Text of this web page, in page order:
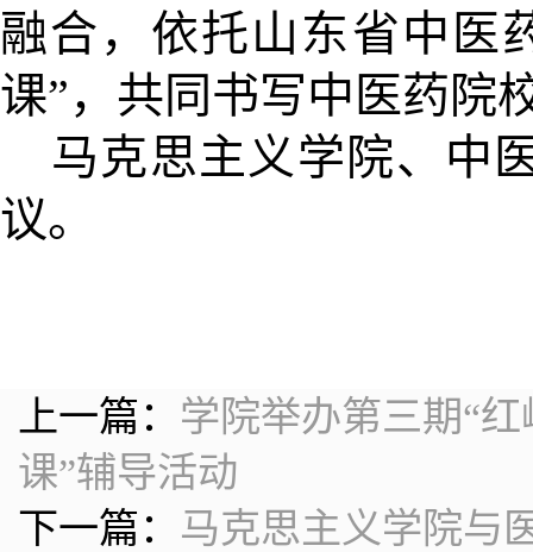
融合，依托山东省中医
课”，共同书写中医药院
马克思主义学院、中
议。
上一篇： 学院举办第三期“
课”辅导活动
下一篇： 马克思主义学院与